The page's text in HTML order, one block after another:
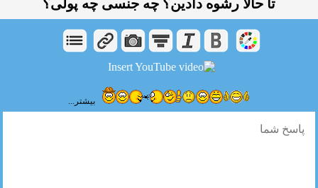
تا حالا رشوه دادین؟ چه جنسی چه پولی؟
بیشتر...